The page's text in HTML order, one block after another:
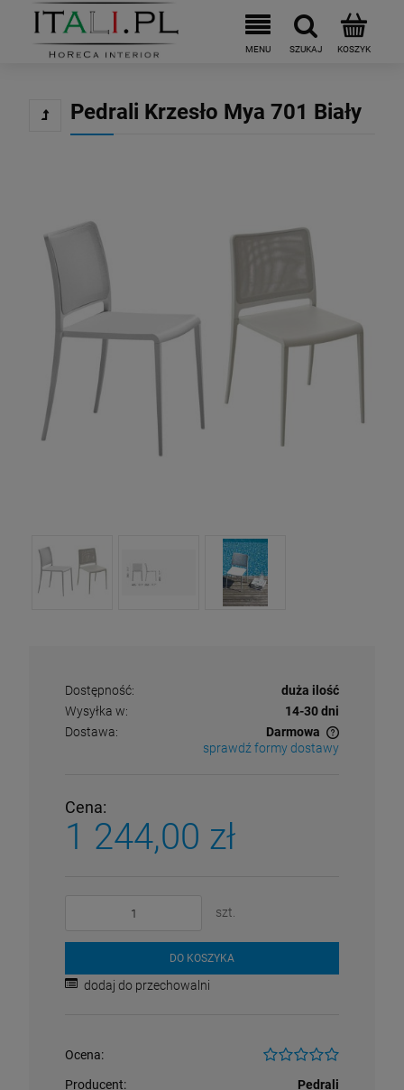
Pedrali Krzesło Mya 701 Biały
Dostępność:
duża ilość
Wysyłka w:
14-30 dni
Dostawa:
Darmowa
Cena nie zawiera ewentualnych kosztów płatności
sprawdź formy dostawy
Cena:
1 244,00 zł
szt.
DO KOSZYKA
dodaj do przechowalni
Ocena:
Producent:
Pedrali